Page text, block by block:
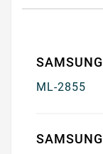
ML-2855